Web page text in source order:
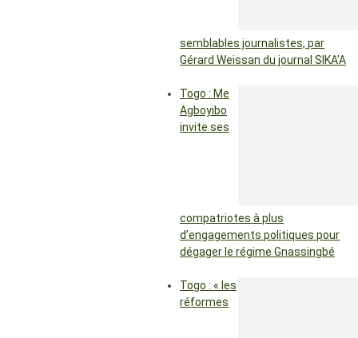
semblables journalistes, par
Gérard Weissan du journal SIKA’A
Togo : Me
Agboyibo
invite ses
compatriotes à plus
d’engagements politiques pour
dégager le régime Gnassingbé
Togo : « les
réformes